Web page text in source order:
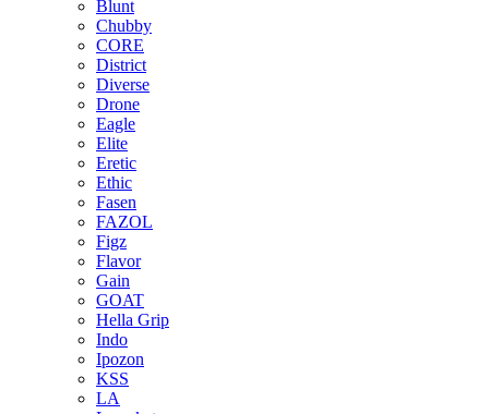
Blunt
Chubby
CORE
District
Diverse
Drone
Eagle
Elite
Eretic
Ethic
Fasen
FAZOL
Figz
Flavor
Gain
GOAT
Hella Grip
Indo
Ipozon
KSS
LA